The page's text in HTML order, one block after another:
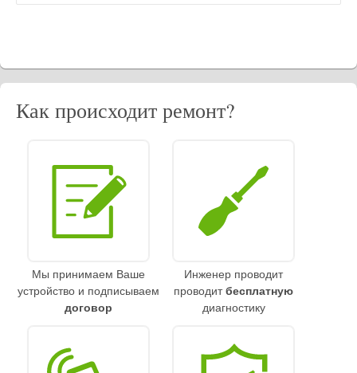
Как происходит ремонт?
Мы принимаем Ваше
устройство и подписываем
договор
Инженер проводит
проводитбесплатную
диагностику